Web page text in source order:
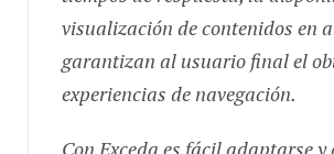
visualización de contenidos en
garantizan al usuario final el
experiencias de navegación.
Con Exceda es fácil adaptarse y